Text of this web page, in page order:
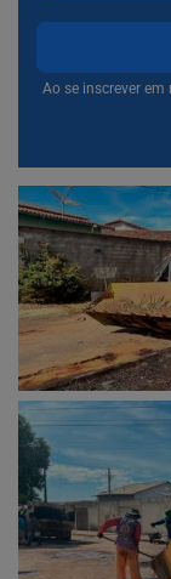
Ao se inscrever